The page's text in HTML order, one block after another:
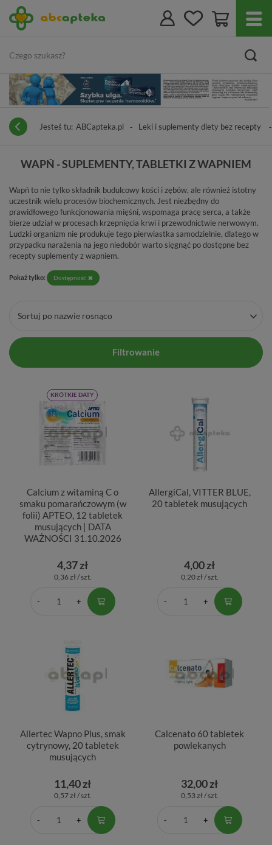
Jesteś tu: ABCapteka.pl Leki i suplementy diety bez recepty
WAPŃ - SUPLEMENTY, TABLETKI Z WAPNIEM
Wapń to nie tylko składnik budulcowy kości i zębów, ale również istotny
uczestnik wielu procesów biochemicznych. Jest niezbędny do
prawidłowego funkcjonowania mięśni, wspomaga pracę serca, a także
bierze udział w procesach krzepnięcia krwi i przewodnictwie nerwowym.
Ludzki organizm nie produkuje tego pierwiastka samodzielnie, dlatego w
przypadku narażenia na jego niedobór warto sięgnąć po dostępne bez
recepty suplementy z wapniem.
Pokaż tylko: Dostępność
Sortuj po nazwie rosnąco
Filtrowanie
KRÓTKIE DATY
Calcium z witaminą C o
smaku pomarańczowym (w
folii) APTEO, 12 tabletek
musujących | DATA
WAŻNOŚCI 31.10.2026
4,37 zł
0,36 zł / szt.
AllergiCal, VITTER BLUE,
20 tabletek musujących
4,00 zł
0,20 zł / szt.
Allertec Wapno Plus, smak
cytrynowy, 20 tabletek
musujących
11,40 zł
0,57 zł / szt.
Calcenato 60 tabletek
powlekanych
32,00 zł
0,53 zł / szt.